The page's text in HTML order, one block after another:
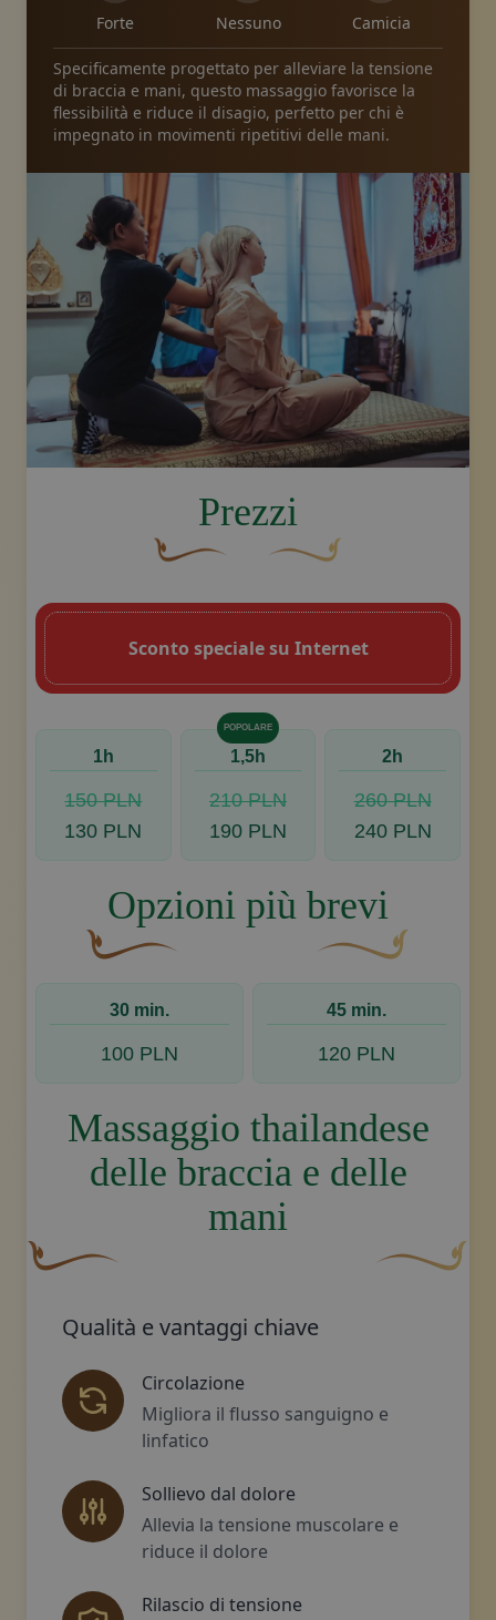
Forte Nessuno Camicia
Specificamente progettato per alleviare la tensione
di braccia e mani, questo massaggio favorisce la
flessibilità e riduce il disagio, perfetto per chi è
impegnato in movimenti ripetitivi delle mani.
Prezzi
Sconto speciale su Internet
1h
150 PLN
130 PLN
POPOLARE
1,5h
210 PLN
190 PLN
2h
260 PLN
240 PLN
Opzioni più brevi
30 min.
100 PLN
45 min.
120 PLN
Massaggio thailandese
delle braccia e delle
mani
Qualità e vantaggi chiave
Circolazione
Migliora il flusso sanguigno e
linfatico
Sollievo dal dolore
Allevia la tensione muscolare e
riduce il dolore
Rilascio di tensione